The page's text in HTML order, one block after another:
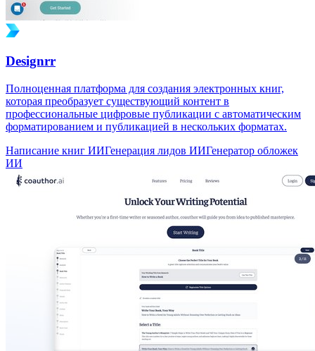
Designrr
Полноценная платформа для создания электронных книг,
которая преобразует существующий контент в
профессиональные цифровые публикации с автоматическим
форматированием и публикацией в нескольких форматах.
Написание книг ИИГенерация лидов ИИГенератор обложек
ИИ